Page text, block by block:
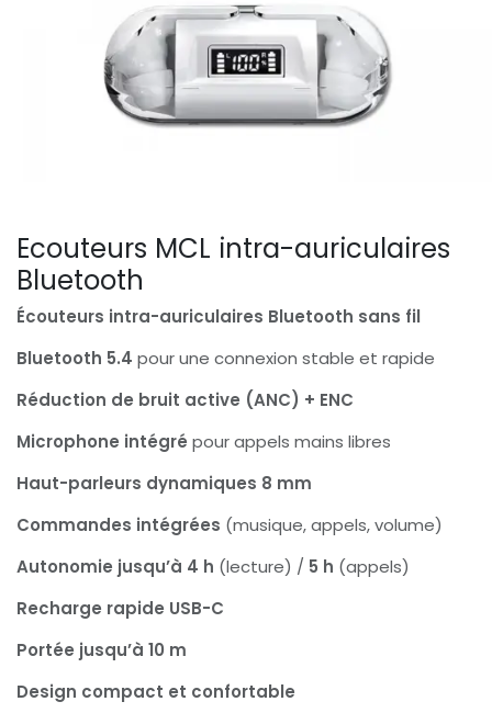
Ecouteurs MCL intra-auriculaires
Bluetooth
Écouteurs intra-auriculaires Bluetooth sans fil
Bluetooth 5.4 pour une connexion stable et rapide
Réduction de bruit active (ANC) + ENC
Microphone intégré pour appels mains libres
Haut-parleurs dynamiques 8 mm
Commandes intégrées (musique, appels, volume)
Autonomie jusqu’à 4 h (lecture) / 5 h (appels)
Recharge rapide USB-C
Portée jusqu’à 10 m
Design compact et confortable